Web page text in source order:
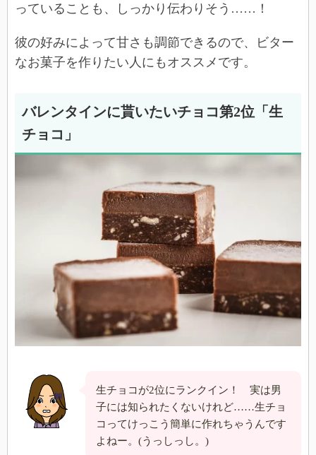
っていることも、しっかり伝わりそう……！
彼の好みによって甘さも調節できるので、ビター
なお菓子を作りたい人にもオススメです。
バレンタインに貰いたいチョコ第2位「生
チョコ」
生チョコが2位にランクイン！ 実は男
子には知られたくないけれど……生チョ
コってけっこう簡単に作れちゃうんです
よねー。(うっしっし。)